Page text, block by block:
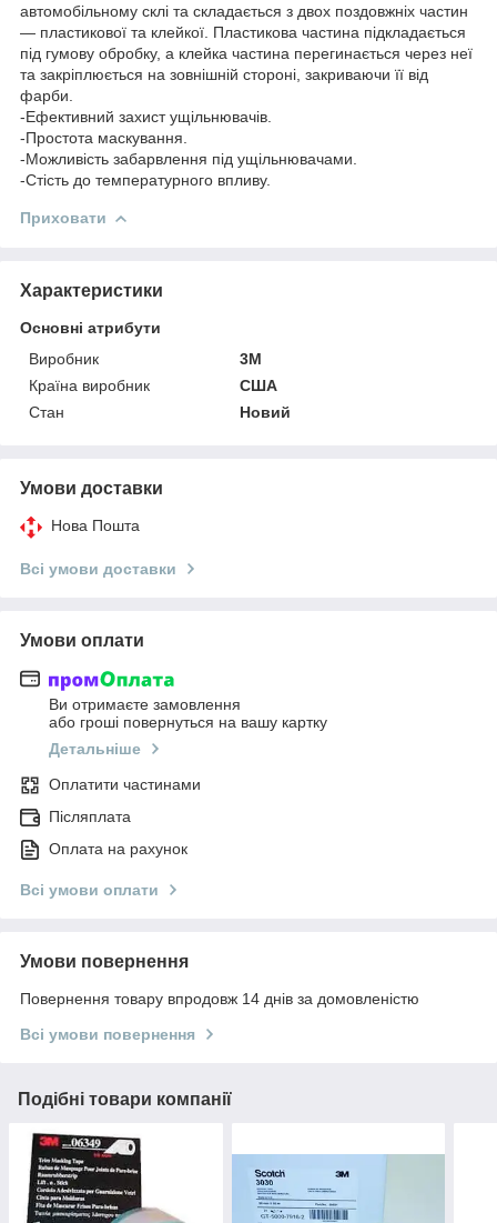
автомобільному склі та складається з двох поздовжніх частин
— пластикової та клейкої. Пластикова частина підкладається
під гумову обробку, а клейка частина перегинається через неї
та закріплюється на зовнішній стороні, закриваючи її від
фарби.
-Ефективний захист ущільнювачів.
-Простота маскування.
-Можливість забарвлення під ущільнювачами.
-Стість до температурного впливу.
Приховати
Характеристики
Основні атрибути
Виробник
3М
Країна виробник
США
Стан
Новий
Умови доставки
Нова Пошта
Всі умови доставки
Умови оплати
Ви отримаєте замовлення
або гроші повернуться на вашу картку
Детальніше
Оплатити частинами
Післяплата
Оплата на рахунок
Всі умови оплати
Умови повернення
Повернення товару впродовж 14 днів за домовленістю
Всі умови повернення
Подібні товари компанії